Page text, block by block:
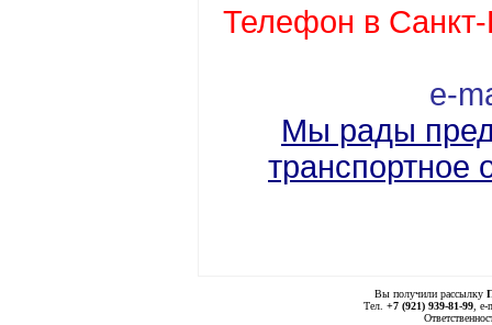
Телефон в Санкт-
e-
Мы рады
транспортное
Вы получили рассылку
Тел. +7 (921) 939-81-99 ,